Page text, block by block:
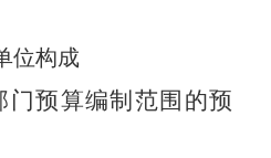
位构成
门预算编制范围的预